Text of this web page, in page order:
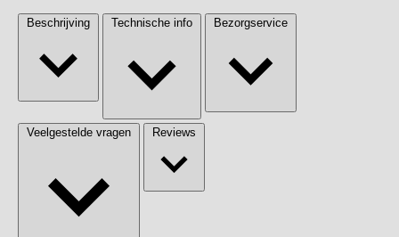
Beschrijving Technische info Bezorgservice
Veelgestelde vragen Reviews